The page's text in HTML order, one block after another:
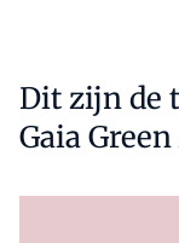
Dit zijn de
Gaia